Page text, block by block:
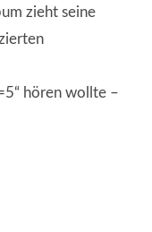
zieht seine
hören wollte –